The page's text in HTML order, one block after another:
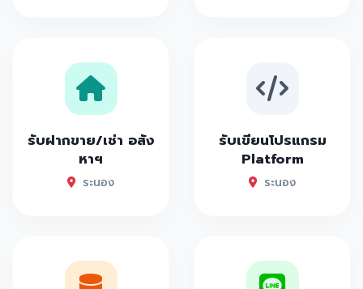
รับฝากขาย/เช่า อสัง
หาฯ
ระนอง
รับเขียนโปรแกรม
Platform
ระนอง